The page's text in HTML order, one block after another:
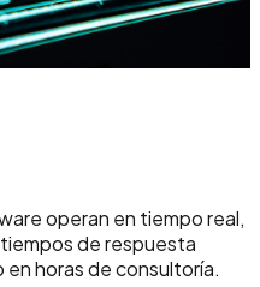
operan en tiempo real,
de respuesta
horas de consultoría.